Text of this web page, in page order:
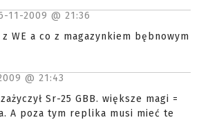
11-2009 @ 21:36
WE a co z magazynkiem bębnowym
@ 21:43
Sr-25 GBB. większe magi =
A poza tym replika musi mieć te